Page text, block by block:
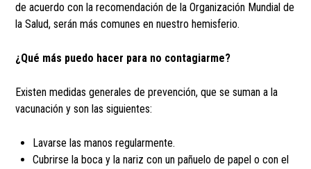
de acuerdo con la recomendación de la Organización Mundial de
la Salud, serán más comunes en nuestro hemisferio.
¿Qué más puedo hacer para no contagiarme?
Existen medidas generales de prevención, que se suman a la
vacunación y son las siguientes:
Lavarse las manos regularmente.
Cubrirse la boca y la nariz con un pañuelo de papel o con el